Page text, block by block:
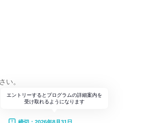
い。
エントリーするとプログラムの詳細案内を
受け取れるようになります